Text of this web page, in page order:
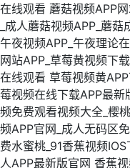
在线观看 蘑菇视频APP
_成人蘑菇视频APP_蘑
午夜视频APP_午夜理论
网站APP_草莓黄视频下
在线观看 草莓视频黄
莓视频在线下载APP最
频免费观看视频大全_樱
频APP官网_成人无码区
费水蜜桃_91香蕉视频
人APP最新版官网 香蕉